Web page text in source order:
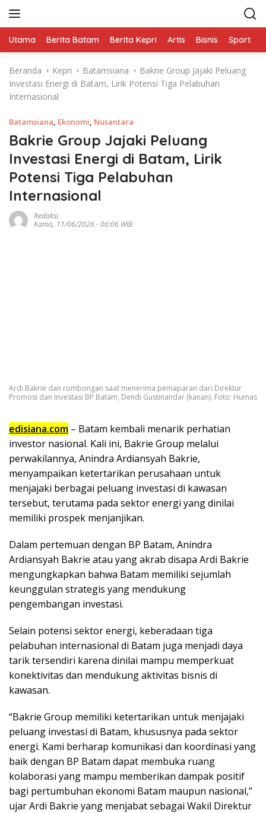
Utama Berita Batam Berita Kepri Artis Bisnis Sport
Beranda Kepri Batamsiana
Bakrie Group Jajaki Peluang
Investasi Energi di Batam, Lirik Potensi Tiga Pelabuhan
Internasional
Batamsiana, Ekonomi, Nusantara
Bakrie Group Jajaki Peluang
Investasi Energi di Batam, Lirik
Potensi Tiga Pelabuhan
Internasional
Redaksi
Kamis, 11/06/2026 - 06:06 WIB
Ardi Bakrie dan rombongan saat menerima pemaparan dari Direktur
Promosi dan Investasi BP Batam, Dendi Gustinandar (kanan). Foto: Humas
edisiana.com – Batam kembali menarik perhatian
investor nasional. Kali ini, Bakrie Group melalui
perwakilannya, Anindra Ardiansyah Bakrie,
menyampaikan ketertarikan perusahaan untuk
menjajaki berbagai peluang investasi di kawasan
tersebut, terutama pada sektor energi yang dinilai
memiliki prospek menjanjikan.
Dalam pertemuan dengan BP Batam, Anindra
Ardiansyah Bakrie atau yang akrab disapa Ardi Bakrie
mengungkapkan bahwa Batam memiliki sejumlah
keunggulan strategis yang mendukung
pengembangan investasi.
Selain potensi sektor energi, keberadaan tiga
pelabuhan internasional di Batam juga menjadi daya
tarik tersendiri karena dinilai mampu memperkuat
konektivitas dan mendukung aktivitas bisnis di
kawasan.
“Bakrie Group memiliki ketertarikan untuk menjajaki
peluang investasi di Batam, khususnya pada sektor
energi. Kami berharap komunikasi dan koordinasi yang
baik dengan BP Batam dapat membuka ruang
kolaborasi yang mampu memberikan dampak positif
bagi pertumbuhan ekonomi Batam maupun nasional,”
ujar Ardi Bakrie yang menjabat sebagai Wakil Direktur